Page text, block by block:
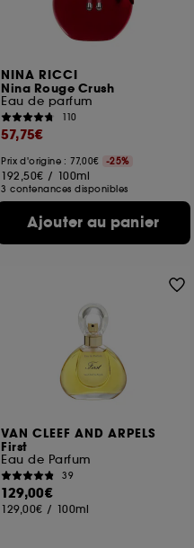
NINA RICCI
Nina Rouge Crush
Eau de parfum
110
57,75€
Prix d'origine : 77,00€ -25%
192,50€ / 100ml
3 contenances disponibles
Ajouter au panier
VAN CLEEF AND ARPELS
First
Eau de Parfum
39
129,00€
129,00€ / 100ml